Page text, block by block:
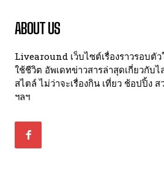
ABOUT US
Livearound เว็บไซต์เรื่องราวรอบตัว
ใช้ชีวิต อัพเดทข่าวสารล่าสุดเกี่ยวกับไ
สไตล์ ไม่ว่าจะเรื่องกิน เที่ยว ช้อปปิ้ง ส
ฯลฯ